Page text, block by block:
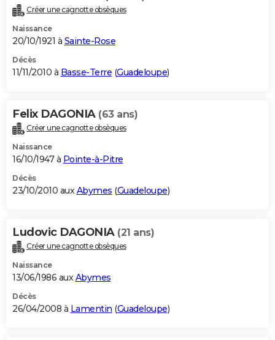
Créer une cagnotte obsèques
Naissance
20/10/1921 à Sainte-Rose
Décès
11/11/2010 à Basse-Terre (Guadeloupe)
Felix DAGONIA (63 ans)
Créer une cagnotte obsèques
Naissance
16/10/1947 à Pointe-à-Pitre
Décès
23/10/2010 auxAbymes (Guadeloupe)
Ludovic DAGONIA (21 ans)
Créer une cagnotte obsèques
Naissance
13/06/1986 auxAbymes
Décès
26/04/2008 à Lamentin (Guadeloupe)